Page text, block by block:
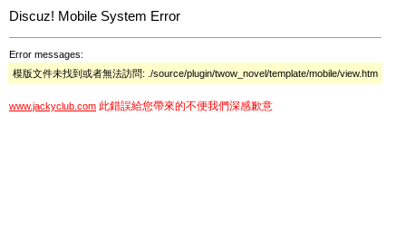
Discuz! Mobile System Error
Error messages:
模版文件未找到或者無法訪問: ./source/plugin/twow_novel/template/mobile/view.htm
www.jackyclub.com 此錯誤給您帶來的不便我們深感歉意